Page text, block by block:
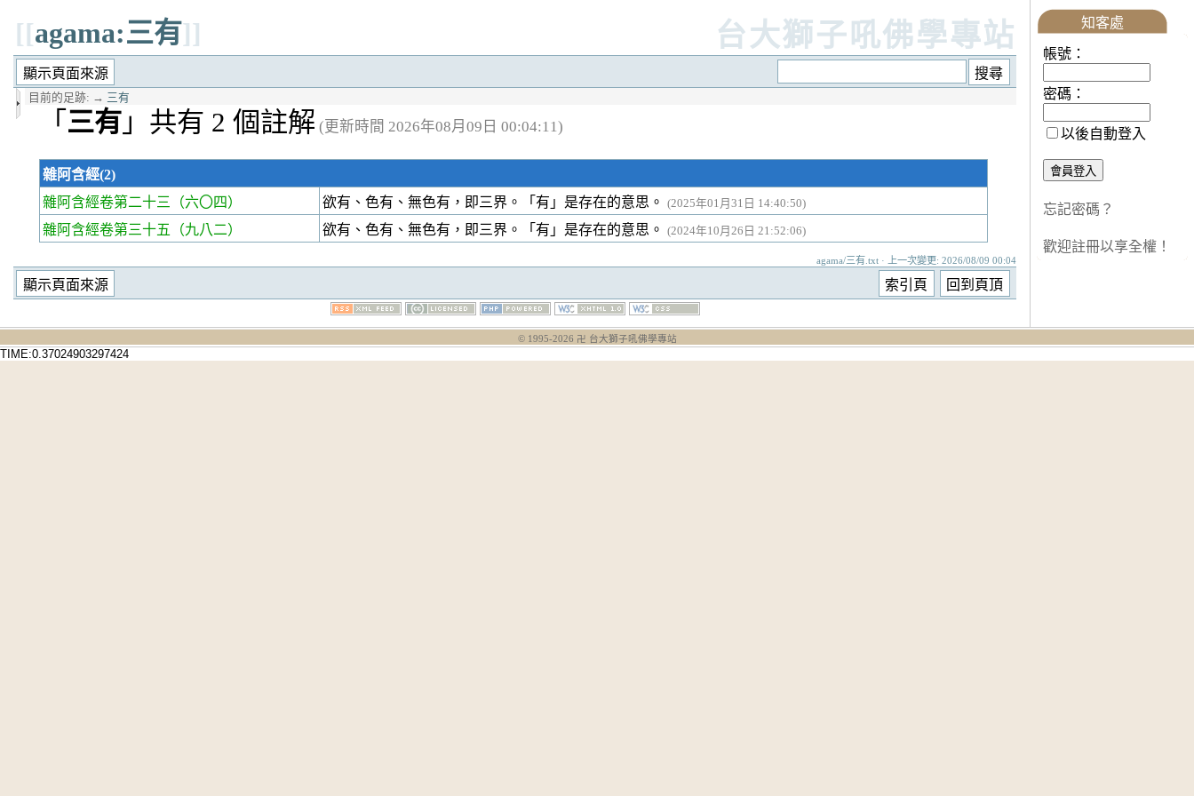
[[agama:三有]] 台大獅子吼佛學專站
目前的足跡: → 三有
「 三有 」共有 2 個註解 (更新時間 2026年08月09日 00:04:11)
雜阿含經(2)
雜阿含經卷第二十三
（六〇四） 欲有、色有、無色有，即三界。「有」是存在的意思。 (2025年01月31日 14:40:50)
雜阿含經卷第三十五 （九八二） 欲有、色有、無色有，即三界。「有」是存在的意思。 (2024年10月26日 21:52:06)
agama/三有.txt · 上一次變更: 2026/08/09 00:04
知客處
帳號：
密碼：
以後自動登入
忘記密碼？
歡迎註冊以享全權！
© 1995-2026 卍 台大獅子吼佛學專站
TIME:0.37024903297424